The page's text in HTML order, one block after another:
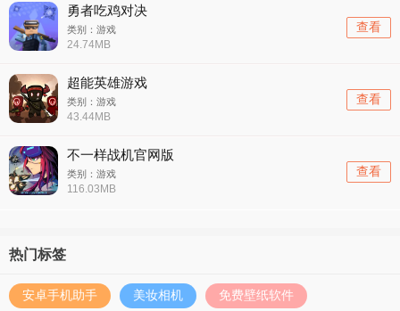
勇者吃鸡对决
类别：游戏
24.74MB
查看
超能英雄游戏
类别：游戏
43.44MB
查看
不一样战机官网版
类别：游戏
116.03MB
查看
热门标签
安卓手机助手 美妆相机 免费壁纸软件